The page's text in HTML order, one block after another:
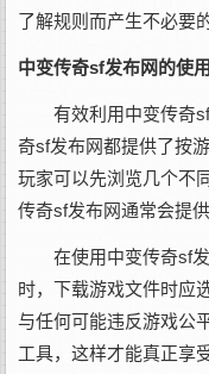
了解规则而产生不必要
中变传奇sf发布网的使
有效利用中变传奇
奇sf发布网都提供了按
玩家可以先浏览几个不
传奇sf发布网通常会提
在使用中变传奇sf
时，下载游戏文件时应
与任何可能违反游戏公
工具，这样才能真正享